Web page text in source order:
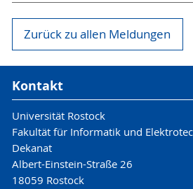
Zurück zu allen Meldungen
Kontakt
Universität Rostock
Fakultät für Informatik und
Dekanat
Albert-Einstein-Straße 26
18059 Rostock